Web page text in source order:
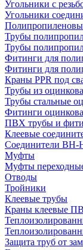
Угольники с
Угольники
Трубы
Трубы
Фитинги для
Фитинги для
Краны PPR под
Трубы из
Трубы стальные
Фитинги
ПВХ трубы и
Клеевые
Соединители ВН-
Муфты
Муфты
Отводы
Тройники
Клеевые трубы
Краны клеевые
Защита труб от